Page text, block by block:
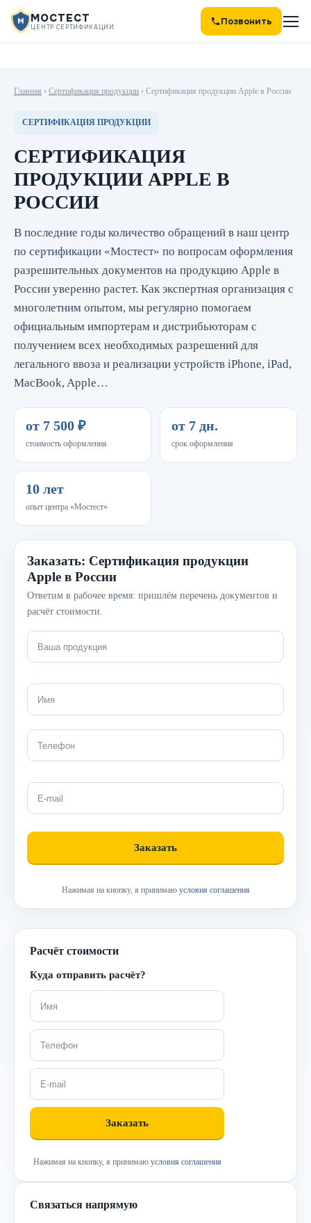
МОСТЕСТ
ЦЕНТР СЕРТИФИКАЦИИ Позвонить
Главная › Сертификация продукции › Сертификация продукции Apple в России
СЕРТИФИКАЦИЯ ПРОДУКЦИИ
СЕРТИФИКАЦИЯ
ПРОДУКЦИИ APPLE В
РОССИИ
В последние годы количество обращений в наш центр
по сертификации «Мостест» по вопросам оформления
разрешительных документов на продукцию Apple в
России уверенно растет. Как экспертная организация с
многолетним опытом, мы регулярно помогаем
официальным импортерам и дистрибьюторам с
получением всех необходимых разрешений для
легального ввоза и реализации устройств iPhone, iPad,
MacBook, Apple…
от 7 500 ₽
стоимость оформления
от 7 дн.
срок оформления
10 лет
опыт центра «Мостест»
Заказать: Сертификация продукции
Apple в России
Ответим в рабочее время: пришлём перечень документов и
расчёт стоимости.
Нажимая на кнопку, я принимаю условия соглашения
Расчёт стоимости
Куда отправить расчёт?
Нажимая на кнопку, я принимаю условия соглашения
Связаться напрямую